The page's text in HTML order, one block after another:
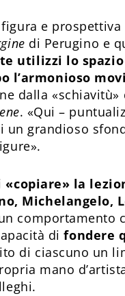
e
di Perugino e
utilizzi lo
l’armonioso
dalla
. «Qui –
grandioso
«copiare» la
Michelangelo,
comportamento
difondere
di ciascuno un
mano